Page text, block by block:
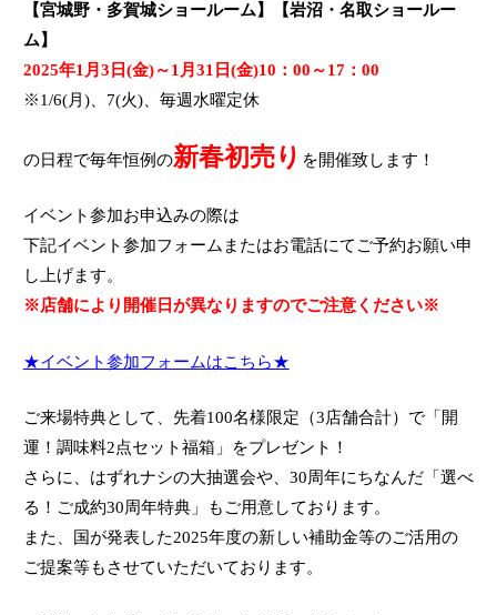
【宮城野・多賀城ショールーム】【岩沼・名取ショールー
ム】
2025年1月3日(金)～1月31日(金)10：00～17：00
※1/6(月)、7(火)、毎週水曜定休
の日程で毎年恒例の新春初売り を開催致します！
イベント参加お申込みの際は
下記イベント参加フォームまたはお電話にてご予約お願い申
し上げます。
※店舗により開催日が異なりますのでご注意ください※
★イベント参加フォームはこちら★
ご来場特典として、先着100名様限定（3店舗合計）で「開
運！調味料2点セット福箱」をプレゼント！
さらに、はずれナシの大抽選会や、30周年にちなんだ「選べ
る！ご成約30周年特典」もご用意しております。
また、国が発表した2025年度の新しい補助金等のご活用の
ご提案等もさせていただいております。